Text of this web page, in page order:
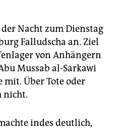
Nacht zum Dienstag
Falludscha an. Ziel
von Anhängern
Mussab al-Sarkawi
mit. Über Tote oder
nicht.
indes deutlich,